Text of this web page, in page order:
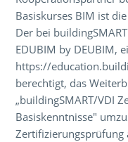
Basiskurses BIM ist
Der bei
EDUBIM by DEUBIM,
https://
berechtigt, das
„buildingSMART/VDI
Basiskenntnisse"
Zertifizierungsprüfung